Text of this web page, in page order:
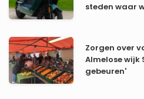
steden waar
Zorgen over
Almelose wijk
gebeuren'